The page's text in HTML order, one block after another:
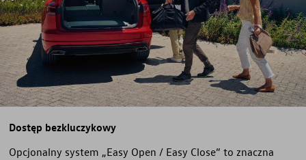
Dostęp bezkluczykowy
Opcjonalny system „Easy Open / Easy Close” to znaczna